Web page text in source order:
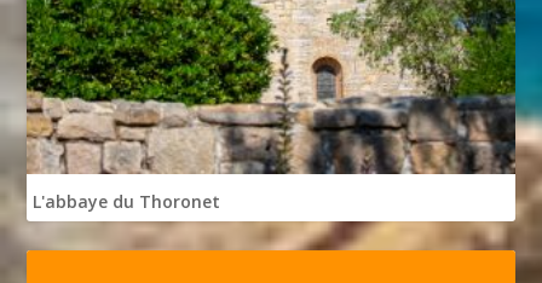
L'abbaye du Thoronet